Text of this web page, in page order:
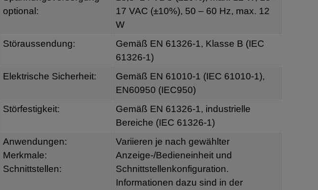
optional:
17 VAC (±10%), 50 – 60 Hz, max. 12
W
Störaussendung:
Gemäß EN 61326-1, Klasse B (IEC
61326-1)
Elektrische Sicherheit:
Gemäß EN 61010-1 (IEC 61010-1),
EN60950 (IEC950)
Störfestigkeit:
Gemäß EN 61326-1, industrielle
Bereiche (IEC 61326-1)
Anwendungen:
Merkmale:
Schnittstellen:
Variieren je nach gewählter
Anzeige-/Bedieneinheit und
Schnittstellenkonfiguration.
Informationen dazu sind in der